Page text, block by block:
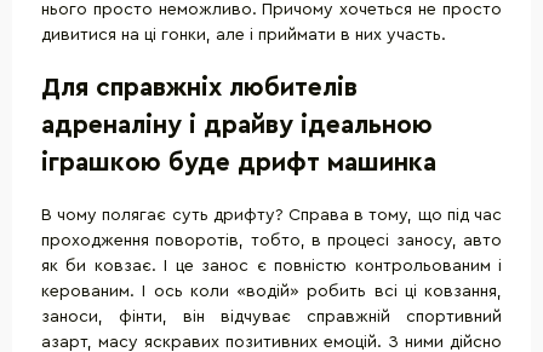
нього просто неможливо. Причому хочеться не просто
дивитися на ці гонки, але і приймати в них участь.
Для справжніх любителів
адреналіну і драйву ідеальною
іграшкою буде дрифт машинка
В чому полягає суть дрифту? Справа в тому, що під час
проходження поворотів, тобто, в процесі заносу, авто
як би ковзає. І це занос є повністю контрольованим і
керованим. І ось коли «водій» робить всі ці ковзання,
заноси, фінти, він відчуває справжній спортивний
азарт, масу яскравих позитивних емоцій. З ними дійсно